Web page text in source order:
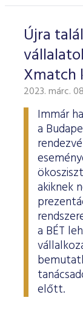
Újra
Xmatch
2023. márc.
Immár
a
akiknek
a BÉT
előtt.